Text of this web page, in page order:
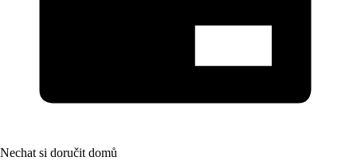
Nechat si doručit domů